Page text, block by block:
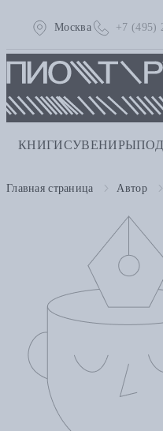
Москва +7 (495)
КНИГИСУВЕНИРЫ
Главная страница Автор